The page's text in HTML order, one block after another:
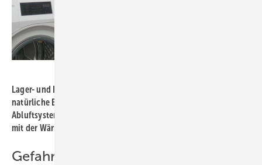
Lager- und Hauswirtschafträume, meist hangwärts ohne
natürliche Belichtung und Belüftung, werden durch ein Zu- und
Abluftsystem so versorgt, dass ein Kreuzstromwärmetauscher
mit der Wärme der Abluft die Zuluft vorheizt.
Gefahr vermeiden, Pelletlager lüften!